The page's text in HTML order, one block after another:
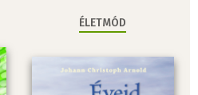
ÉLETMÓD